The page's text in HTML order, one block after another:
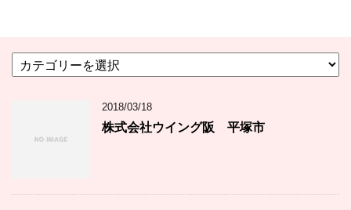
テ
2018/03/18
株式会社ウイング阪 平塚市